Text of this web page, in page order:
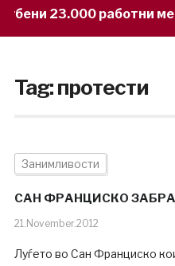
23.000 работни
Tag:протести
Занимливости
САН ФРАНЦИСКО
21.November.2012
Луѓето во Сан Франциско